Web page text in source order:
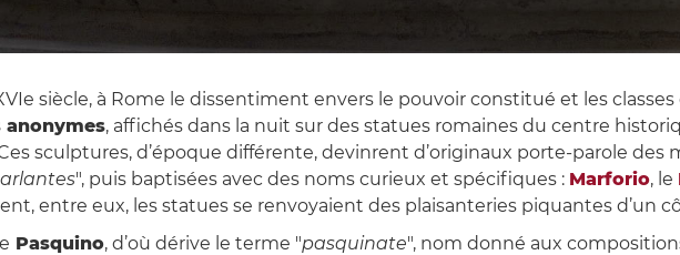
siècle, à Rome le dissentiment envers le pouvoir constitué et les
anonymes, affichés dans la nuit sur des statues romaines du centre
sculptures, d’époque différente, devinrent d’originaux porte-parole
", puis baptisées avec des noms curieux et spécifiques : Marforio, le
entre eux, les statues se renvoyaient des plaisanteries piquantes d’un
Pasquino, d’où dérive le terme "pasquinate", nom donné aux